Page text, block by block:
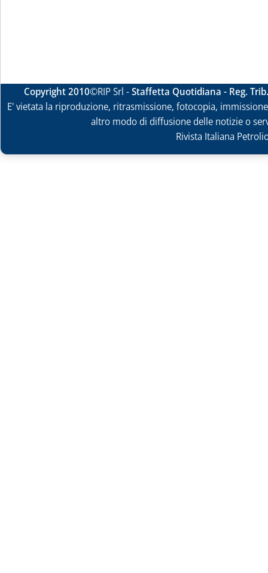
Copyright 2010©RIP Srl -Staffetta Quotidiana - Reg.
E' vietata la riproduzione, ritrasmissione, fotocopia,
altro modo di diffusione delle notizie o
Rivista Italiana